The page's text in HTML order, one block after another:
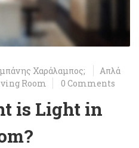
Χαράλαμπος;
Απλά
Room 0 Comments
is Light in